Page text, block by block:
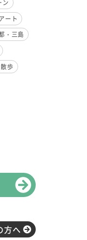
ン
ート
・三島
歩
方へ